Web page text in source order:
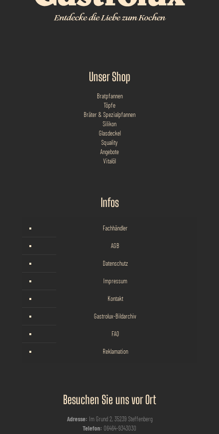
Unser Shop
Bratpfannen
Töpfe
Bräter & Spezialpfannen
Silikon
Glasdeckel
Squality
Angebote
Vitalöl
Infos
Fachhändler
AGB
Datenschutz
Impressum
Kontakt
Gastrolux-Bildarchiv
FAQ
Reklamation
Besuchen Sie uns vor Ort
Adresse: Im Grund 2, 35239 Steffenberg
Telefon: 06464-9343030